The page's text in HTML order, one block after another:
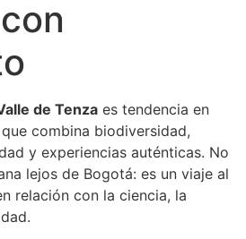
de Tenza es tendencia en
combina biodiversidad,
y experiencias auténticas. No
lejos de Bogotá: es un viaje al
relación con la ciencia, la